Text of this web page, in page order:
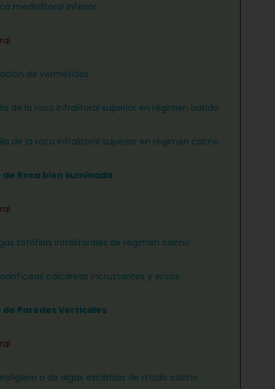
mediolitoral inferior
de vermétidos
de la roca infralitoral superior en régimen batido
de la roca infralitoral superior en régimen calmo
de Roca bien iluminada
fotófilas infralitorales de régimen calmo
calcáreas incrustantes y erizos
de Paredes Verticales
o de algas esciáfilas de modo calmo